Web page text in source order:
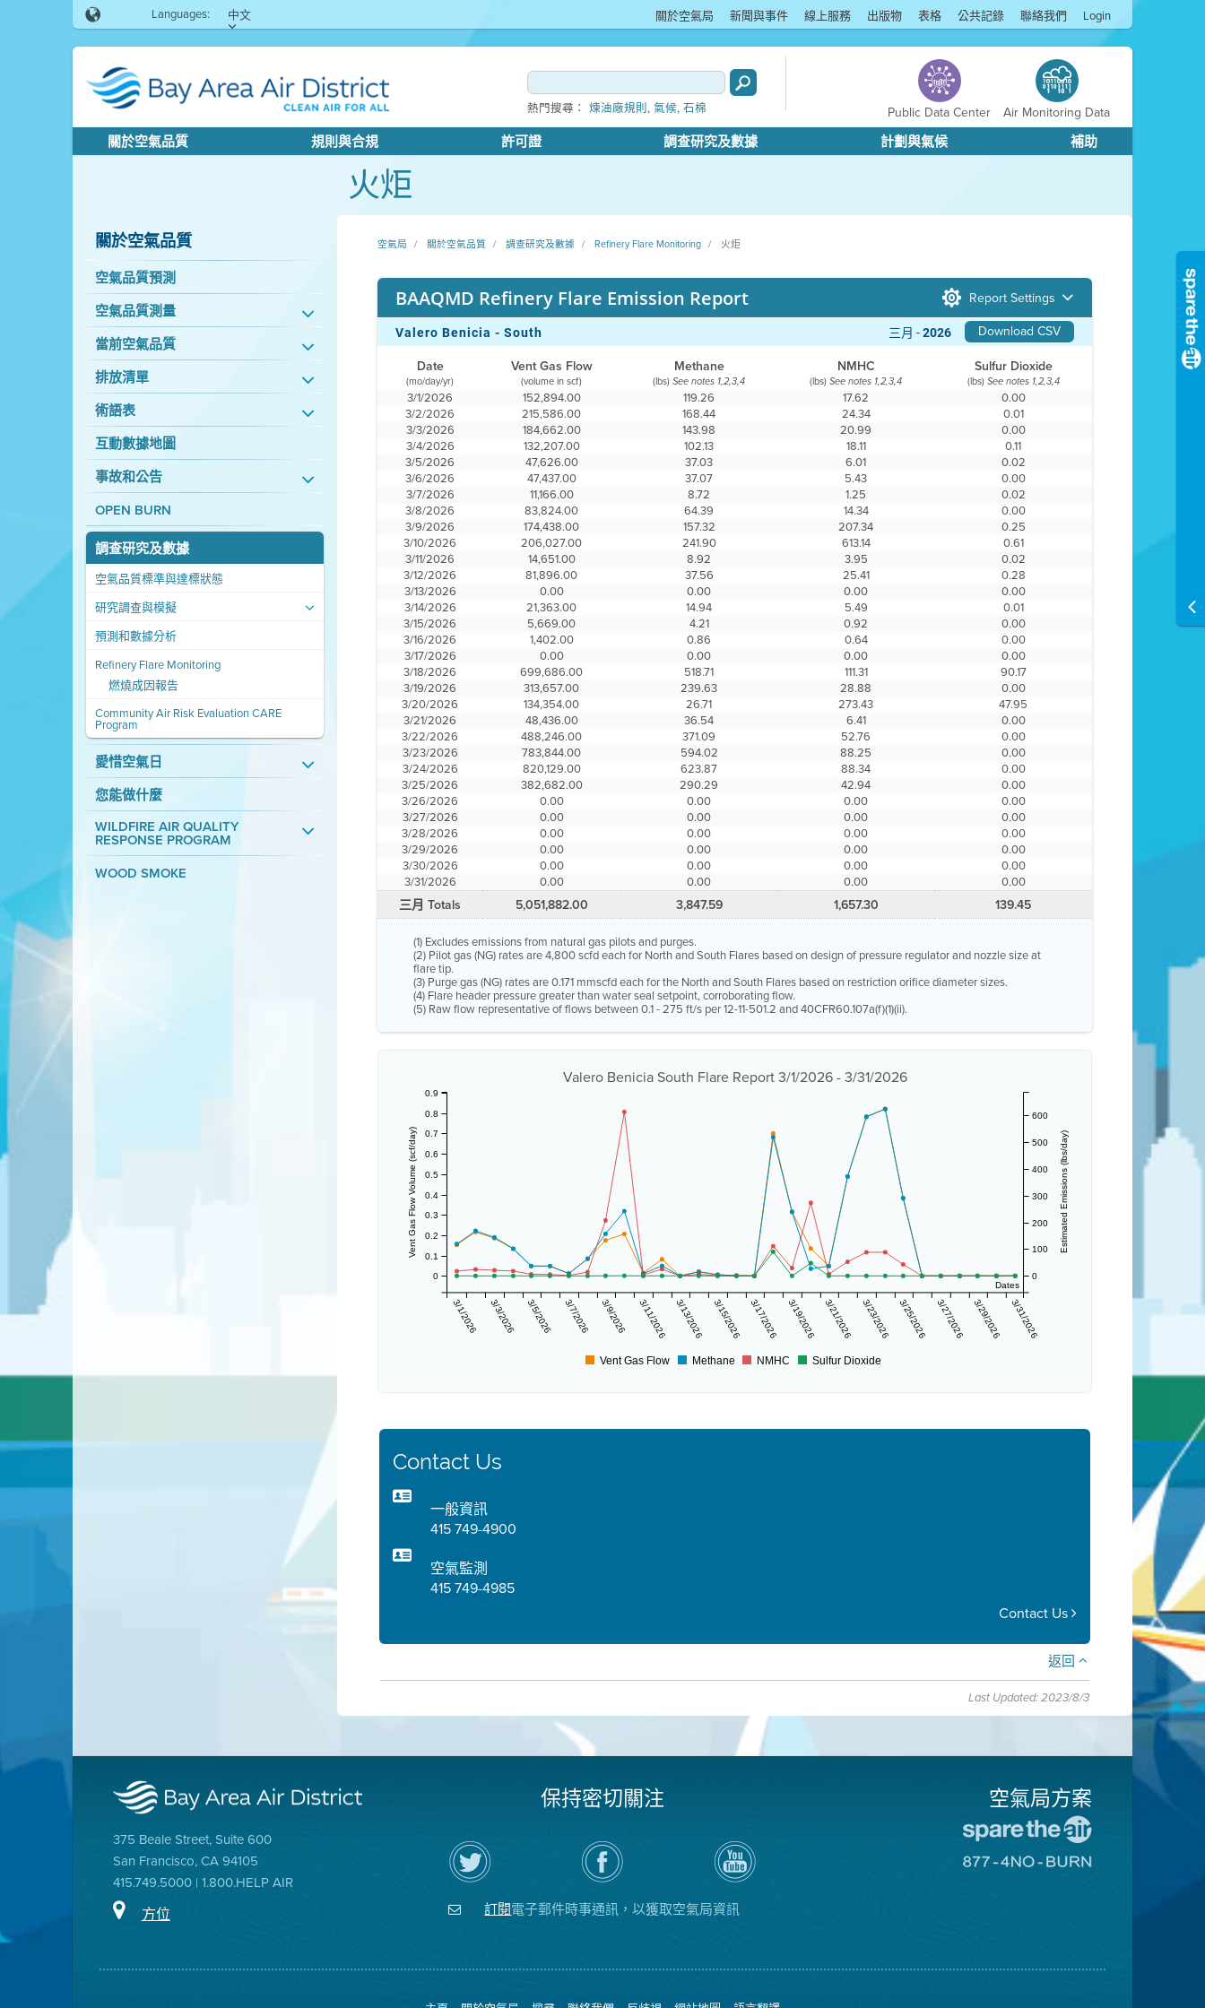
Languages: 中文 關於空氣局 新聞與事件 線上服務 出版物 表格 公共記錄 聯絡我們 Login
熱門搜尋： 煉油廠規則, 氣候, 石棉 Public Data Center Air Monitoring Data
關於空氣品質 規則與合規 許可證 調查研究及數據 計劃與氣候 補助
火炬
關於空氣品質
空氣品質預測
空氣品質測量
當前空氣品質
排放清單
術語表
互動數據地圖
事故和公告
OPEN BURN
調查研究及數據
空氣品質標準與達標狀態
研究調查與模擬
預測和數據分析
Refinery Flare Monitoring
燃燒成因報告
Community Air Risk Evaluation CARE
Program
愛惜空氣日
您能做什麼
WILDFIRE AIR QUALITY
RESPONSE PROGRAM
WOOD SMOKE
空氣局 關於空氣品質 調查研究及數據 Refinery Flare Monitoring 火炬
BAAQMD Refinery Flare Emission Report Report Settings
Valero Benicia - South Download CSV
三月 -2026
Date Vent Gas Flow Methane NMHC Sulfur Dioxide
(mo/day/yr) (volume in scf) (lbs)See notes 1,2,3,4 (lbs)See notes 1,2,3,4 (lbs) See notes 1,2,3,4
3/1/2026 152,894.00 119.26 17.62
0.00
3/2/2026
215,586.00 168.44 24.34
0.01
3/3/2026
184,662.00 143.98 20.99
0.00
3/4/2026
132,207.00 102.13 18.11
0.11
3/5/2026
47,626.00 37.03 6.01
0.02
3/6/2026
47,437.00 37.07 5.43
0.00
3/7/2026
11,166.00 8.72 1.25
0.02
3/8/2026
83,824.00 64.39 14.34
0.00
3/9/2026
174,438.00 157.32 207.34
0.25
3/10/2026
206,027.00 241.90 613.14
0.61
3/11/2026
14,651.00 8.92 3.95
0.02
3/12/2026
81,896.00 37.56 25.41
0.28
3/13/2026
0.00 0.00 0.00
0.00
3/14/2026
21,363.00 14.94 5.49
0.01
3/15/2026
5,669.00 4.21 0.92
0.00
3/16/2026
1,402.00 0.86 0.64
0.00
3/17/2026
0.00 0.00 0.00
0.00
3/18/2026
699,686.00 518.71 111.31
90.17
3/19/2026
313,657.00 239.63 28.88
0.00
3/20/2026
134,354.00 26.71 273.43
47.95
3/21/2026
48,436.00 36.54 6.41
0.00
3/22/2026
488,246.00 371.09 52.76
0.00
3/23/2026
783,844.00 594.02 88.25
0.00
3/24/2026
820,129.00 623.87 88.34
0.00
3/25/2026
382,682.00 290.29 42.94
0.00
3/26/2026
0.00 0.00 0.00
0.00
3/27/2026
0.00 0.00 0.00
0.00
3/28/2026
0.00 0.00 0.00
0.00
3/29/2026
0.00 0.00 0.00
0.00
3/30/2026
0.00 0.00 0.00
0.00
3/31/2026
0.00 0.00 0.00 0.00
三月 Totals 5,051,882.00 3,847.59 1,657.30 139.45
(1) Excludes emissions from natural gas pilots and purges.
(2) Pilot gas (NG) rates are 4,800 scfd each for North and South Flares based on design of pressure regulator and nozzle size at
flare tip.
(3) Purge gas (NG) rates are 0.171 mmscfd each for the North and South Flares based on restriction orifice diameter sizes.
(4) Flare header pressure greater than water seal setpoint, corroborating flow.
(5) Raw flow representative of flows between 0.1 - 275 ft/s per 12-11-501.2 and 40CFR60.107a(f)(1)(ii).
Valero Benicia South Flare Report 3/1/2026 - 3/31/2026
Dates
3/1/2026 3/3/2026 3/5/2026 3/7/2026 3/9/2026 3/11/2026 3/13/2026 3/15/2026 3/17/2026 3/19/2026 3/21/2026 3/23/2026 3/25/2026 3/27/2026 3/29/2026 3/31/2026
Vent Gas Flow Volume (scf/day)
0
0.1
0.2
0.3
0.4
0.5
0.6
0.7
0.8
0.9
Estimated Emissions (lbs/day)
0
100
200
300
400
500
600
Vent Gas Flow Methane NMHC Sulfur Dioxide
Contact Us
一般資訊
415 749-4900
空氣監測
415 749-4985
Contact Us
返回
Last Updated: 2023/8/3
375 Beale Street, Suite 600
San Francisco, CA 94105
415.749.5000 | 1.800.HELP AIR
方位
保持密切關注
在
Twitter
上
關
瀏
覽
空
氣
的
空
氣
局
YouTube
道
訂閱電子郵件時事通訊，以獲取空氣局資訊
空氣局方案
往
燒